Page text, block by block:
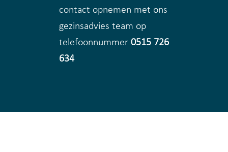
contact opnemen met ons
gezinsadvies team op
telefoonnummer0515 726
634